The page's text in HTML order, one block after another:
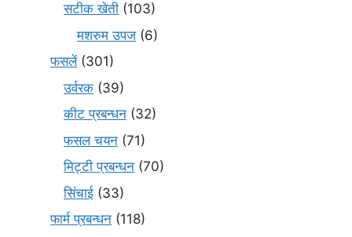
सटीक खेती (103)
मशरुम उपज (6)
फसलें(301)
उर्वरक (39)
कीट प्रबन्धन (32)
फसल चयन (71)
मि‌ट्टी प्रबन्धन (70)
सिंचाई (33)
फार्म प्रबन्धन (118)